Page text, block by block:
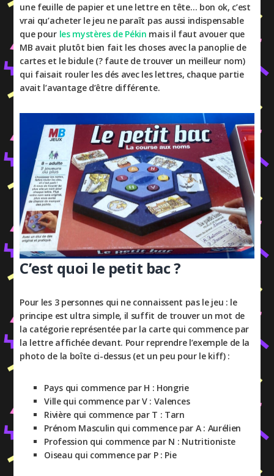
une feuille de papier et une lettre en tête… bon ok, c’est
vrai qu’acheter le jeu ne paraît pas aussi indispensable
que pour les mystères de Pékin mais il faut avouer que
MB avait plutôt bien fait les choses avec la panoplie de
cartes et le bidule (? faute de trouver un meilleur nom)
qui faisait rouler les dés avec les lettres, chaque partie
avait l’avantage d’être différente.
C’est quoi le petit bac ?
Pour les 3 personnes qui ne connaissent pas le jeu : le
principe est ultra simple, il suffit de trouver un mot de
la catégorie représentée par la carte qui commence par
la lettre affichée devant. Pour reprendre l’exemple de la
photo de la boîte ci-dessus (et un peu pour le kiff) :
Pays qui commence par H : Hongrie
Ville qui commence par V : Valences
Rivière qui commence par T : Tarn
Prénom Masculin qui commence par A : Aurélien
Profession qui commence par N : Nutritioniste
Oiseau qui commence par P : Pie